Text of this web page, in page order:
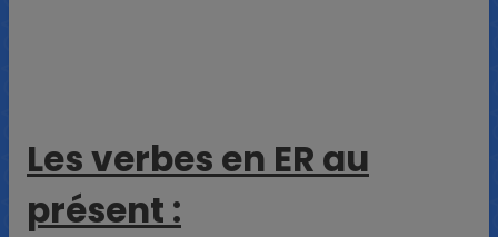
Les verbes en ER au
présent :